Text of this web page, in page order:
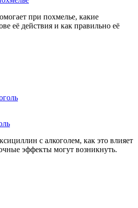
при похмелье, какие
её действия и как правильно её
с алкоголем, как это влияет
эффекты могут возникнуть.